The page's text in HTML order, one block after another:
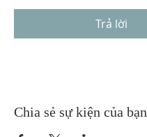
Trả lời
Chia sẻ sự kiện của bạn